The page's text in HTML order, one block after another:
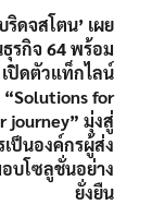
post:
ริดจสโตน’ เผย
รกิจ 64 พร้อม
เปิดตัวแท็กไลน์
“Solutions for
journey” มุ่งสู่
เป็นองค์กรผู้ส่ง
บโซลูชั่นอย่าง
ยั่งยืน